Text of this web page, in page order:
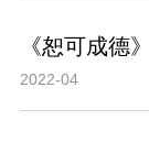
《恕可成德
2022-04